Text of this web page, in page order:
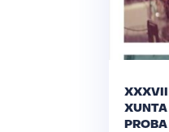
XXXVII